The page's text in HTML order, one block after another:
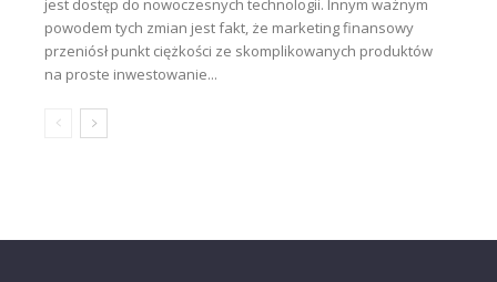
jest dostęp do nowoczesnych technologii. Innym ważnym
powodem tych zmian jest fakt, że marketing finansowy
przeniósł punkt ciężkości ze skomplikowanych produktów
na proste inwestowanie...